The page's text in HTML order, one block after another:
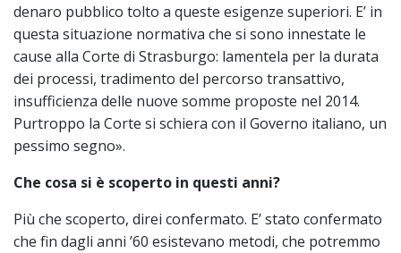
denaro pubblico tolto a queste esigenze superiori. E’ in
questa situazione normativa che si sono innestate le
cause alla Corte di Strasburgo: lamentela per la durata
dei processi, tradimento del percorso transattivo,
insufficienza delle nuove somme proposte nel 2014.
Purtroppo la Corte si schiera con il Governo italiano, un
pessimo segno».
Che cosa si è scoperto in questi anni?
Più che scoperto, direi confermato. E’ stato confermato
che fin dagli anni ’60 esistevano metodi, che potremmo